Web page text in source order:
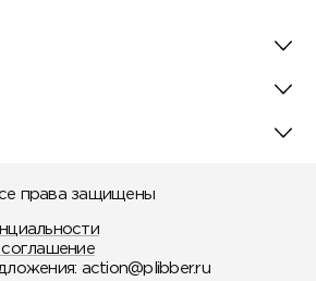
права защищены
соглашение
action@plibber.ru